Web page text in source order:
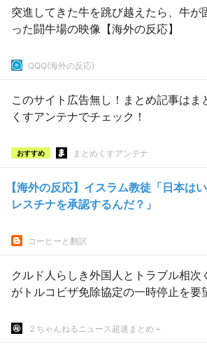
突進してきた牛を跳び越えたら、牛が
った闘牛場の映像【海外の反応】
QQQ(海外の反応)
このサイト広告無し！まとめ記事はま
くすアンテナでチェック！
おすすめ まとめくすアンテナ
【海外の反応】イスラム教徒「日本は
レスチナを承認するんだ？」
コーヒーと翻訳
クルド人らしき外国人とトラブル相次
がトルコビザ免除協定の一時停止を要
２ちゃんねるニュース超速まとめ＋